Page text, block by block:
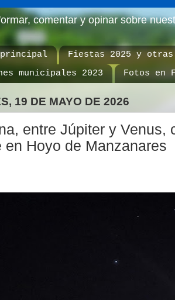
comentar y opinar sobre
principal
Fiestas 2025 y otras
municipales 2023
Fotos en
19 DE MAYO DE 2026
entre Júpiter y Venus,
en Hoyo de Manzanares